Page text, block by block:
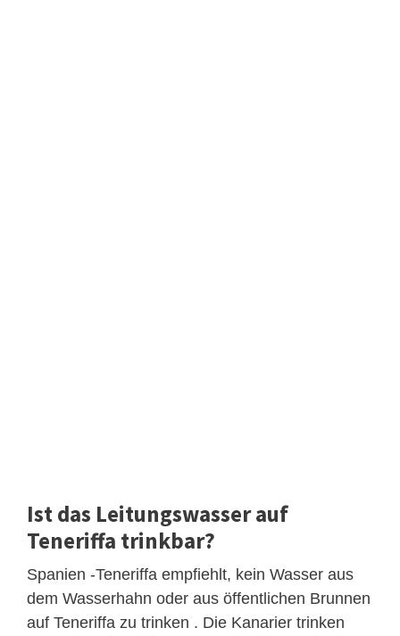
Ist das Leitungswasser auf
Teneriffa trinkbar?
Spanien -Teneriffa empfiehlt, kein Wasser aus
dem Wasserhahn oder aus öffentlichen Brunnen
auf Teneriffa zu trinken . Die Kanarier trinken